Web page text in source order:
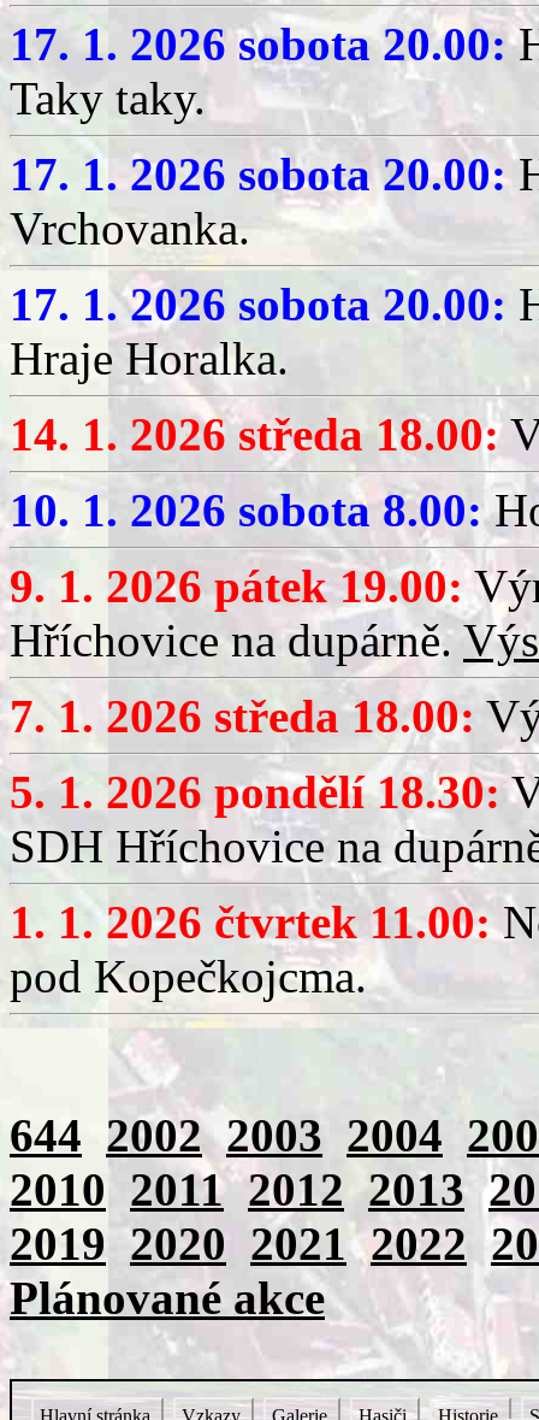
17. 1. 2026 sobota 20.00:
Taky taky.
17. 1. 2026 sobota 20.00:
Vrchovanka.
17. 1. 2026 sobota 20.00:
Hraje Horalka.
14. 1. 2026 středa 18.00:
10. 1. 2026 sobota 8.00:
9. 1. 2026 pátek 19.00:
Hříchovice na dupárně.
7. 1. 2026 středa 18.00:
5. 1. 2026 pondělí 18.30:
SDH Hříchovice na
1. 1. 2026 čtvrtek 11.00:
pod Kopečkojcma.
644 2002 2003 2004
2010 2011 2012 2013
2019 2020 2021 2022
Plánované akce
Hlavní stránka Vzkazy Galerie Hasiči Historie